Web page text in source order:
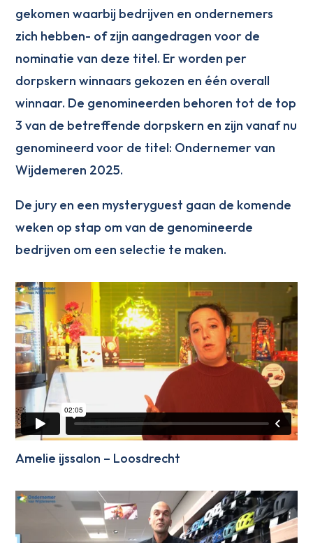
gekomen waarbij bedrijven en ondernemers
zich hebben- of zijn aangedragen voor de
nominatie van deze titel. Er worden per
dorpskern winnaars gekozen en één overall
winnaar. De genomineerden behoren tot de top
3 van de betreffende dorpskern en zijn vanaf nu
genomineerd voor de titel: Ondernemer van
Wijdemeren 2025.
De jury en een mysteryguest gaan de komende
weken op stap om van de genomineerde
bedrijven om een selectie te maken.
Amelie ijssalon – Loosdrecht